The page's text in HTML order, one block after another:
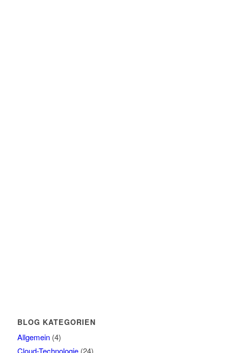
BLOG KATEGORIEN
Allgemein(4)
Cloud-Technologie(24)